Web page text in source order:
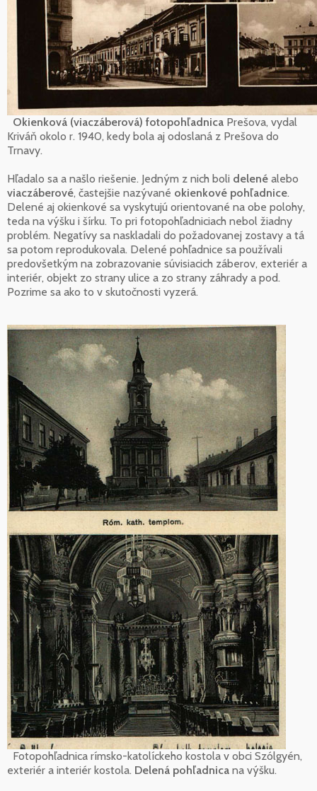
Okienková (viaczáberová) fotopohľadnica Prešova, vydal
Kriváň okolo r. 1940, kedy bola aj odoslaná z Prešova do
Trnavy.
Hľadalo sa a našlo riešenie. Jedným z nich boli delené alebo
viaczáberové, častejšie nazývané okienkové pohľadnice.
Delené aj okienkové sa vyskytujú orientované na obe polohy,
teda na výšku i šírku. To pri fotopohľadniciach nebol žiadny
problém. Negatívy sa naskladali do požadovanej zostavy a tá
sa potom reprodukovala. Delené pohľadnice sa používali
predovšetkým na zobrazovanie súvisiacich záberov, exteriér a
interiér, objekt zo strany ulice a zo strany záhrady a pod.
Pozrime sa ako to v skutočnosti vyzerá.
Fotopohľadnica rímsko-katolíckeho kostola v obci Szólgyén,
exteriér a interiér kostola. Delená pohľadnica na výšku.